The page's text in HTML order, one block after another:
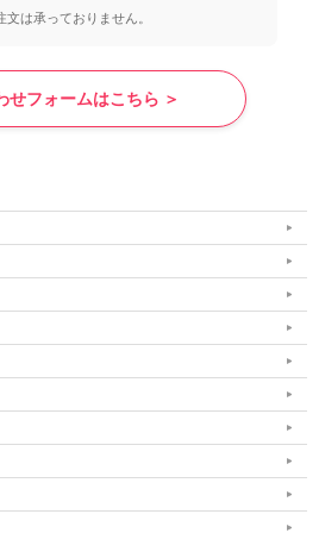
は承っておりません。
せフォームはこちら ＞